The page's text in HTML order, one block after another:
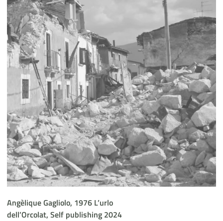
Angèlique Gagliolo, 1976 L’urlo
dell’Orcolat, Self publishing 2024